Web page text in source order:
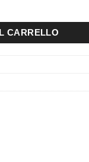
Bella quantità
CARRELLO